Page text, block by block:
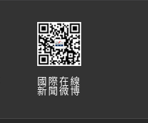
國際在線
新聞微博